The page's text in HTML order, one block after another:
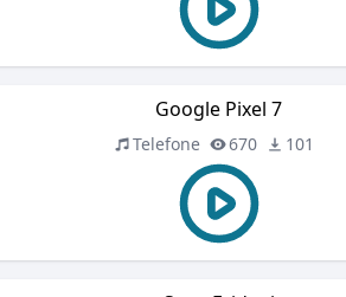
Google Pixel 7
Telefone 670 101